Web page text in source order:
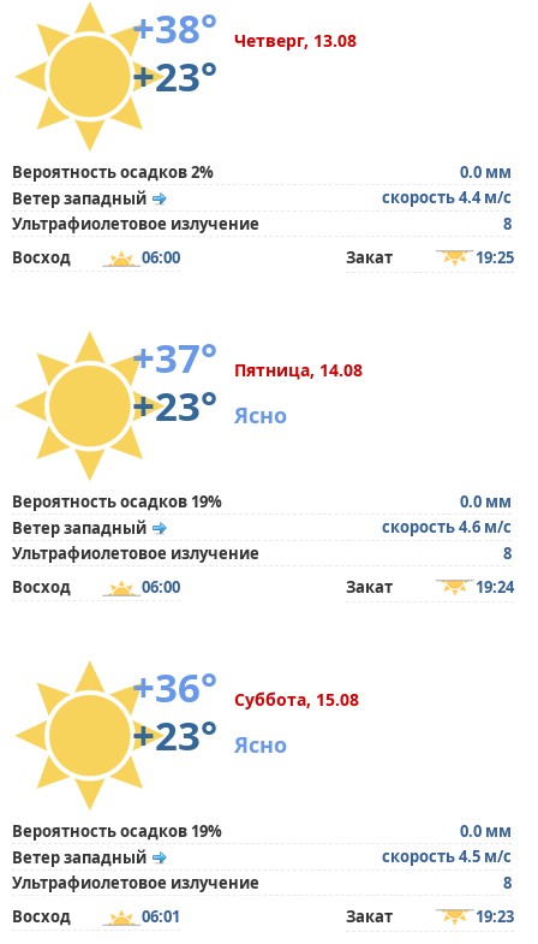
+38°
+23°
Четверг, 13.08
Вероятность осадков 2%
0.0 мм
Ветер западный
скорость 4.4 м/с
Ультрафиолетовое излучение
8
Восход
06:00 Закат 19:25
+37°
+23°
Пятница, 14.08
Ясно
Вероятность осадков 19%
0.0 мм
Ветер западный
скорость 4.6 м/с
Ультрафиолетовое излучение
8
Восход
06:00 Закат 19:24
+36°
+23°
Суббота, 15.08
Ясно
Вероятность осадков 19%
0.0 мм
Ветер западный
скорость 4.5 м/с
Ультрафиолетовое излучение
8
Восход
06:01 Закат 19:23